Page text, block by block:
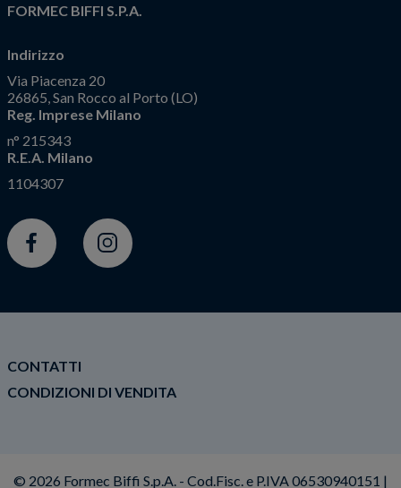
FORMEC BIFFI S.P.A.
Indirizzo
Via Piacenza 20
26865, San Rocco al Porto (LO)
Reg. Imprese Milano
n° 215343
R.E.A. Milano
1104307
Facebook Instagram
CONTATTI
CONDIZIONI DI VENDITA
© 2026 Formec Biffi S.p.A. - Cod.Fisc. e P.IVA 06530940151 |